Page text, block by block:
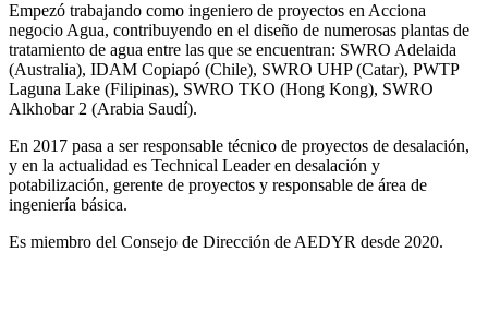
Empezó trabajando como ingeniero de proyectos en Acciona
negocio Agua, contribuyendo en el diseño de numerosas plantas de
tratamiento de agua entre las que se encuentran: SWRO Adelaida
(Australia), IDAM Copiapó (Chile), SWRO UHP (Catar), PWTP
Laguna Lake (Filipinas), SWRO TKO (Hong Kong), SWRO
Alkhobar 2 (Arabia Saudí).
En 2017 pasa a ser responsable técnico de proyectos de desalación,
y en la actualidad es Technical Leader en desalación y
potabilización, gerente de proyectos y responsable de área de
ingeniería básica.
Es miembro del Consejo de Dirección de AEDYR desde 2020.